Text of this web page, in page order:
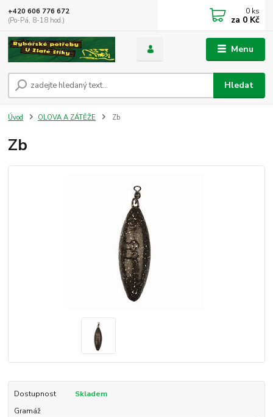
Menu
Hledat
+420 606 776 672
(Po-Pá, 8-18 hod.)
0 ks
za 0 Kč
Úvod OLOVA A ZÁTĚŽE Zb
Zb
Dostupnost
Skladem
Gramáž